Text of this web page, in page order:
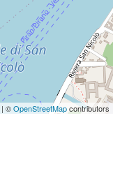
| ©OpenStreetMapcontributors